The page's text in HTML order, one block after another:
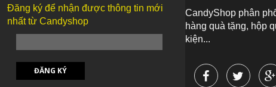
Đăng ký để nhận được thông tin mới
nhất từ Candyshop
ĐĂNG KÝ
CandyShop phân
hàng quà tặng, hộp
kiện...